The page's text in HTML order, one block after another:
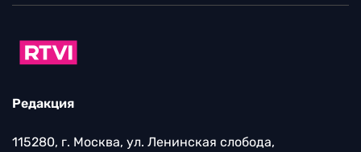
Редакция
115280, г. Москва, ул. Ленинская слобода,